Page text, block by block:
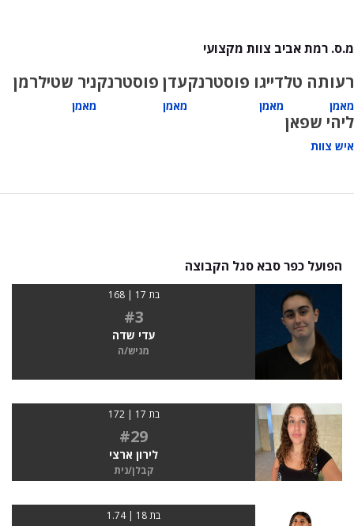
מ.ס. רמת אביב צוות מקצועי
רעותה טל
מאמן
דייגו פוסטרנק
מאמן
עדן פוסטרנק
מאמן
ניר שטילרמן
מאמן
ליהי שפאן
איש צוות
הפועל כפר סבא סגל הקבוצה
בת 17 | 168
#3
עדי שדה
מגיש/ה
בת 17 | 172
#29
לירון ארצי
קבלן/נית
בת 18 | 1.74